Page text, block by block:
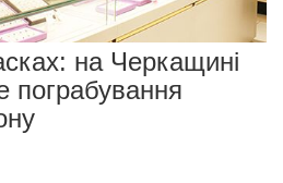
на Черкащині
пограбування